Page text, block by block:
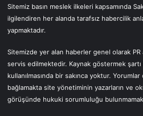
Sitemiz basın meslek ilkeleri kapsamında
ilgilendiren her alanda tarafsız habercilik
yapmaktadır.
Sitemizde yer alan haberler genel olarak PR
servis edilmektedir. Kaynak göstermek
kullanılmasında bir sakınca yoktur.
bağlamakta site yönetiminin yazarların ve
görüşünde hukuki sorumluluğu